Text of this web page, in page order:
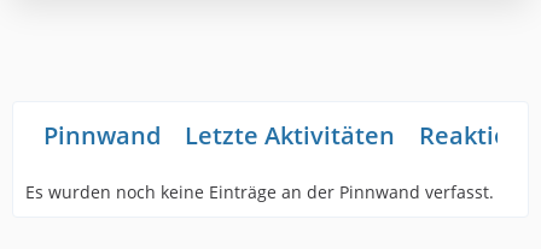
Pinnwand Letzte Aktivitäten
Es wurden noch keine Einträge an der Pinnwand verfasst.